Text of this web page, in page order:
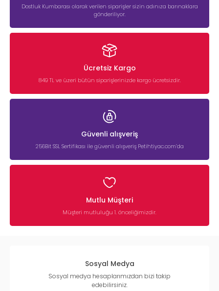
Dostluk Kumbarası olarak verilen siparişler sizin adınıza barınaklara
gönderiliyor.
Ücretsiz Kargo
849 TL ve üzeri bütün siparişlerinizde kargo ücretsizdir.
Güvenli alışveriş
256Bit SSL Sertifikası ile güvenli alışveriş Petihtiyac.com’da
Mutlu Müşteri
Müşteri mutluluğu 1. önceliğimizdir.
Sosyal Medya
Sosyal medya hesaplarımızdan bizi takip
edebilirsiniz.